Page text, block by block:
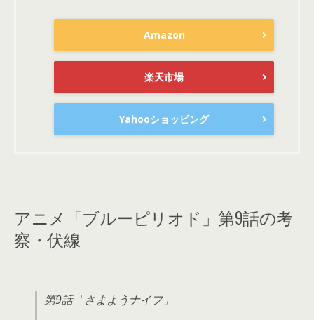
Amazon
楽天市場
Yahooショッピング
アニメ「ブルーピリオド」第9話の考
察・伏線
第9話「さまようナイフ」